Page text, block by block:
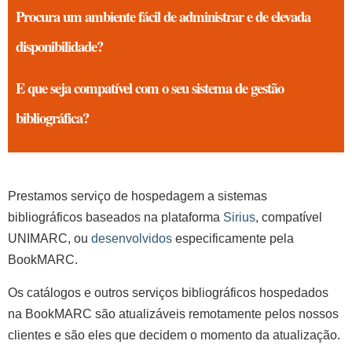
Procura um ambiente fácil de administrar e de elevada
disponibilidade?
E que seja compatível com o seu sistema de gestão
bibliográfica?
Prestamos serviço de hospedagem a sistemas
bibliográficos baseados na plataforma Sirius, compatível
UNIMARC, ou desenvolvidos especificamente pela
BookMARC.
Os catálogos e outros serviços bibliográficos hospedados
na BookMARC são atualizáveis remotamente pelos nossos
clientes e são eles que decidem o momento da atualização.